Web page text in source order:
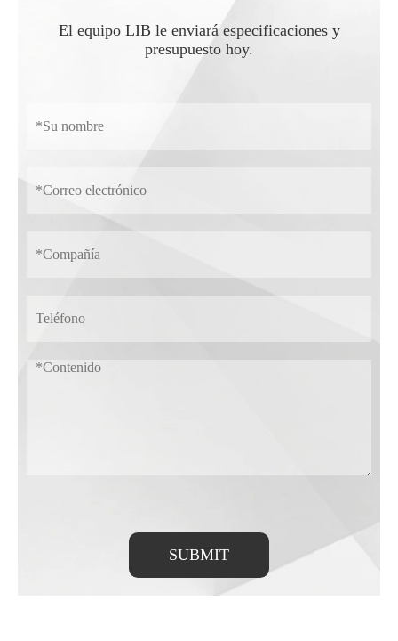
El equipo LIB le enviará especificaciones y
presupuesto hoy.
SUBMIT